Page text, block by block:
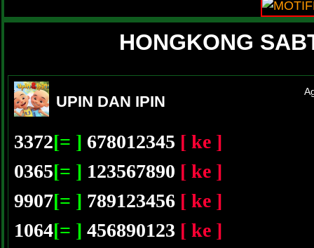
HONGKONG
UPIN DAN IPIN
3372[= ] 678012345 [ ke ]
0365[= ] 123567890 [ ke ]
9907[= ] 789123456 [ ke ]
1064[= ] 456890123 [ ke ]